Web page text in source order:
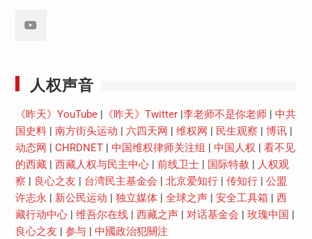
人权声音
《昨天》YouTube| 《昨天》Twitter| 李老师不是你老师| 中共
国史料| 南方街头运动 六四天网 维权网 民生观察 博讯|
动态网
CHRDNET| 中国维权律师关注组 中国人权
看不见
的西藏| 西藏人权与民主中心| 前线卫士| 国际特赦
人权观
察
良心之友 台湾民主基金会 北京爱知行| 传知行| 公盟
许志永
新公民运动 独立媒体| 全球之声| 安全工具箱
西
藏行动中心| 维吾尔在线| 西藏之声| 对话基金会 玫瑰中国
良心之友
参与| 中國政治犯關注